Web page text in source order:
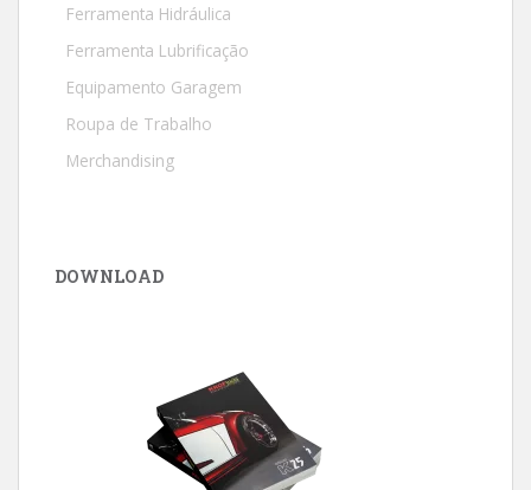
Ferramenta Hidráulica
Ferramenta Lubrificação
Equipamento Garagem
Roupa de Trabalho
Merchandising
DOWNLOAD